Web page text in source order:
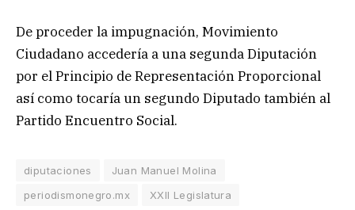
De proceder la impugnación, Movimiento
Ciudadano accedería a una segunda Diputación
por el Principio de Representación Proporcional
así como tocaría un segundo Diputado también al
Partido Encuentro Social.
diputaciones
Juan Manuel Molina
periodismonegro.mx
XXII Legislatura